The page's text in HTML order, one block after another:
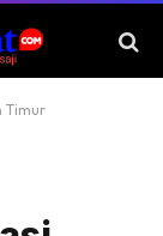
Timur